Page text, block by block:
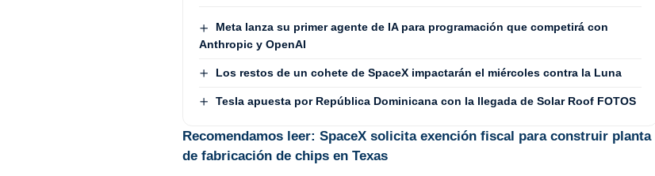
Meta lanza su primer agente de IA para programación que competirá con
Anthropic y OpenAI
Los restos de un cohete de SpaceX impactarán el miércoles contra la Luna
Tesla apuesta por República Dominicana con la llegada de Solar Roof FOTOS
Recomendamos leer:SpaceX solicita exención fiscal para construir planta
de fabricación de chips en Texas